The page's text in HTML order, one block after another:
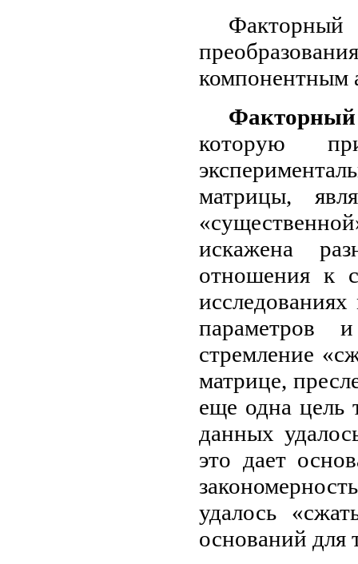
Факторный
компонентным
которую
матрицы,
искажена
отношения к
параметров
стремление
матрице,
еще одна цель
данных
это дает
удалось
оснований для